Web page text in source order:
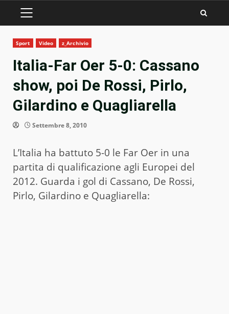
PRIMARY
Sport Video z_Archivio
Italia-Far Oer 5-0: Cassano
show, poi De Rossi, Pirlo,
Gilardino e Quagliarella
Settembre 8, 2010
L’Italia ha battuto 5-0 le Far Oer in una
partita di qualificazione agli Europei del
2012. Guarda i gol di Cassano, De Rossi,
Pirlo, Gilardino e Quagliarella: